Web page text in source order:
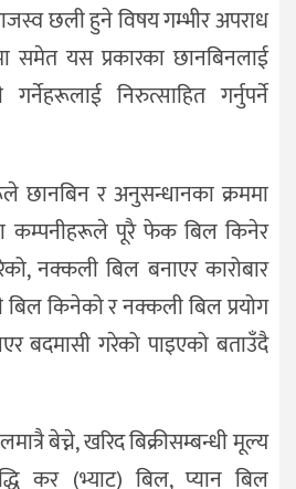
छली हुने विषय गम्भीर अपराध
समेत यस प्रकारका छानबिनलाई
निरुत्साहित गर्नुपर्ने
छानबिन र अनुसन्धानका क्रममा
कम्पनीहरूले पूरै फेक बिल किनेर
नक्कली बिल बनाएर कारोबार
किनेको र नक्कली बिल प्रयोग
बदमासी गरेको पाइएको बताउँदै
बेच्ने, खरिद बिक्रीसम्बन्धी मूल्य
कर (भ्याट) बिल, प्यान बिल